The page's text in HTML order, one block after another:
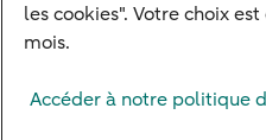
Plan du site
Autres
les cookies". Votre choix
mois.
Accéder à notre politique